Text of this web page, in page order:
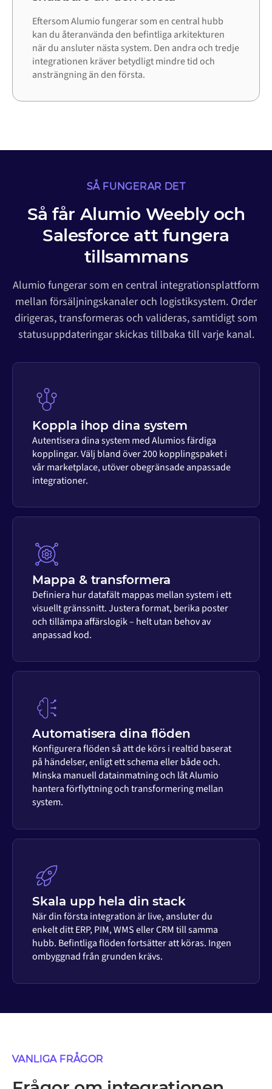
Eftersom Alumio fungerar som en central hubb
kan du återanvända den befintliga arkitekturen
när du ansluter nästa system. Den andra och tredje
integrationen kräver betydligt mindre tid och
ansträngning än den första.
SÅ FUNGERAR DET
Så får Alumio Weebly och
Salesforce att fungera
tillsammans
Alumio fungerar som en central integrationsplattform
mellan försäljningskanaler och logistiksystem. Order
dirigeras, transformeras och valideras, samtidigt som
statusuppdateringar skickas tillbaka till varje kanal.
Koppla ihop dina system
Autentisera dina system med Alumios färdiga
kopplingar. Välj bland över 200 kopplingspaket i
vår marketplace, utöver obegränsade anpassade
integrationer.
Mappa & transformera
Definiera hur datafält mappas mellan system i ett
visuellt gränssnitt. Justera format, berika poster
och tillämpa affärslogik – helt utan behov av
anpassad kod.
Automatisera dina flöden
Konfigurera flöden så att de körs i realtid baserat
på händelser, enligt ett schema eller både och.
Minska manuell datainmatning och låt Alumio
hantera förflyttning och transformering mellan
system.
Skala upp hela din stack
När din första integration är live, ansluter du
enkelt ditt ERP, PIM, WMS eller CRM till samma
hubb. Befintliga flöden fortsätter att köras. Ingen
ombyggnad från grunden krävs.
VANLIGA FRÅGOR